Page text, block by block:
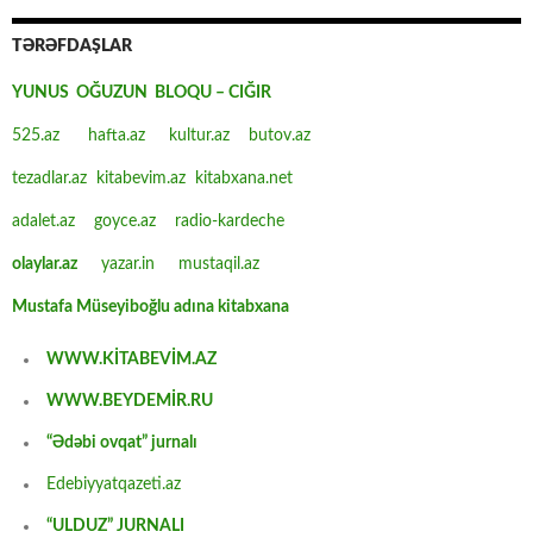
TƏRƏFDAŞLAR
YUNUS OĞUZUN BLOQU – CIĞIR
525.az hafta.az kultur.az butov.az
tezadlar.az kitabevim.az kitabxana.net
adalet.az goyce.az radio-kardeche
olaylar.az yazar.in mustaqil.az
Mustafa Müseyiboğlu adına kitabxana
WWW.KİTABEVİM.AZ
WWW.BEYDEMİR.RU
“Ədəbi ovqat” jurnalı
Edebiyyatqazeti.az
“ULDUZ” JURNALI